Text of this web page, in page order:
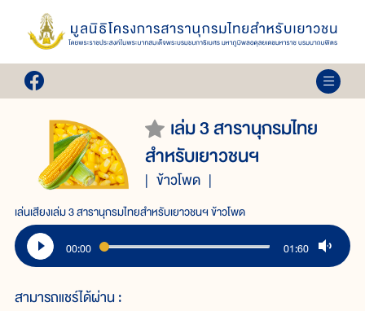
เล่ม 3 สารานุกรมไทย
สำหรับเยาวชนฯ
ข้าวโพด
เล่นเสียงเล่ม 3 สารานุกรมไทยสำหรับเยาวชนฯ ข้าวโพด
00:00 01:60
สามารถแชร์ได้ผ่าน :